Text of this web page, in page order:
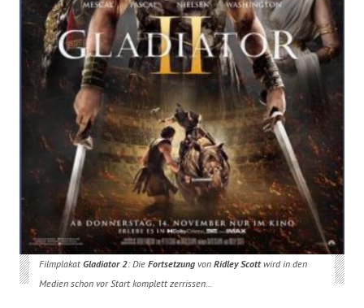
Filmplakat Gladiator 2: Die Fortsetzungvon Ridley Scottwird in den
Medien schon vor Start komplett zerrissen…